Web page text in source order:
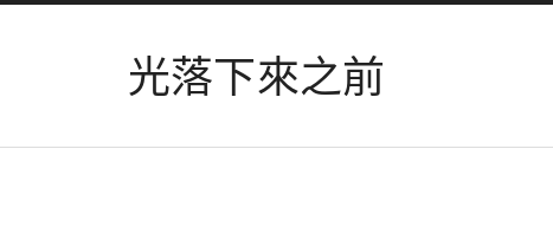
光落下來之前